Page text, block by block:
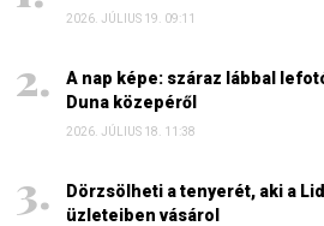
2026. JÚLIUS 19. 09:11
A nap képe: száraz lábbal
Duna közepéről
2026. JÚLIUS 18. 11:38
Dörzsölheti a tenyerét, aki a
üzleteiben vásárol